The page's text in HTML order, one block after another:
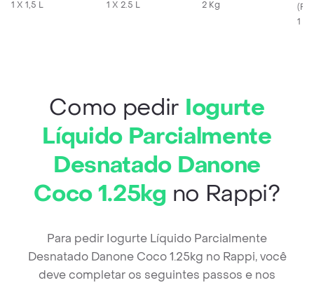
1 X 1,5 L
1 X 2.5 L
2 Kg
(
1 Kg
Como pedir Iogurte
Líquido Parcialmente
Desnatado Danone
Coco 1.25kg no Rappi?
Para pedir Iogurte Líquido Parcialmente
Desnatado Danone Coco 1.25kg no Rappi, você
deve completar os seguintes passos e nos